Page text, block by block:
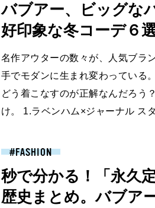
バブアー、ビッグな
好印象な冬コーデ６選
名作アウターの数々が、人気ブラ
手でモダンに生まれ変わっている
どう着こなすのが正解なんだろう
け。 1.ラベンハム×ジャーナル
FASHION
秒で分かる！「永久
歴史まとめ。バブア